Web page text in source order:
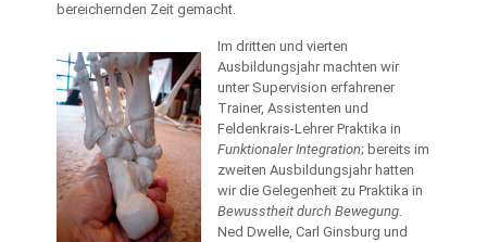
bereichernden Zeit gemacht.
Im dritten und vierten
Ausbildungsjahr machten wir
unter Supervision erfahrener
Trainer, Assistenten und
Feldenkrais-Lehrer Praktika in
Funktionaler Integration; bereits im
zweiten Ausbildungsjahr hatten
wir die Gelegenheit zu Praktika in
Bewusstheit durch Bewegung.
Ned Dwelle, Carl Ginsburg und